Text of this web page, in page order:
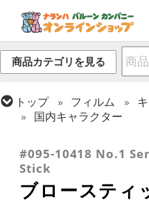
商品カテゴリを見る
トップ フィルム
国内キャラクター
ひなまつり・こどもの
#095-10418 No.1
Stick
ブロースティ